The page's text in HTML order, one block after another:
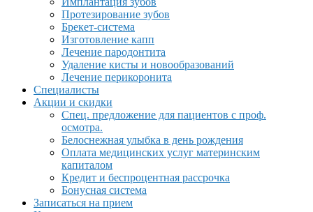
Протезирование зубов
Брекет-система
Изготовление капп
Лечение пародонтита
Удаление кисты и новообразований
Лечение перикоронита
Специалисты
Акции и скидки
Спец. предложение для пациентов с проф.
осмотра.
Белоснежная улыбка в день рождения
Оплата медицинских услуг материнским
капиталом
Кредит и беспроцентная рассрочка
Бонусная система
Записаться на прием